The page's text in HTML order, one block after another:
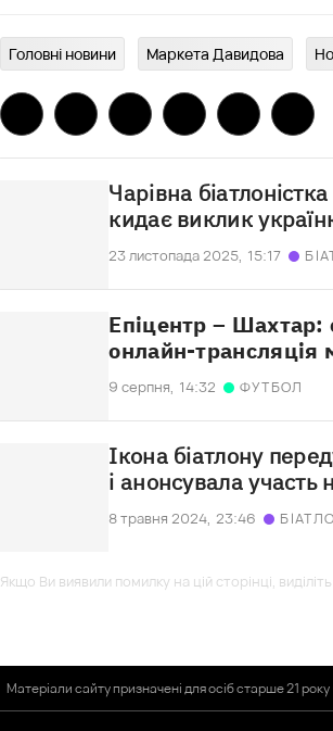
Головні новини Маркета Давидова
Чарівна
кидає виклик
23 листопада 2025, 15:17
Епіцентр – Шахтар:
онлайн-трансляція
9 серпня, 14:32 ФУТБОЛ
Ікона біатлону
і анонсувала участь
8 травня 2024, 23:46
Якщо Ви виявили помилку на цій сторінці,
Матеріали сайту призначені для осіб старше 21 року